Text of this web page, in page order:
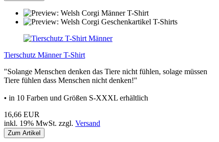
Tierschutz Männer T-Shirt
"Solange Menschen denken das Tiere nicht fühlen, solage müssen
Tiere fühlen dass Menschen nicht denken!"
• in 10 Farben und Größen S-XXXL erhältlich
16,66 EUR
inkl. 19% MwSt. zzgl. Versand
Zum Artikel